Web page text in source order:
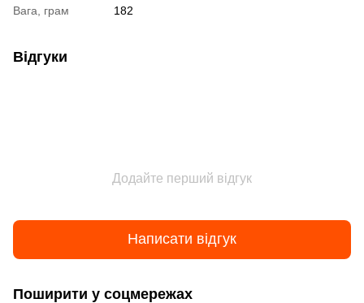
Вага, грам 182
Відгуки
Додайте перший відгук
Написати відгук
Поширити у соцмережах